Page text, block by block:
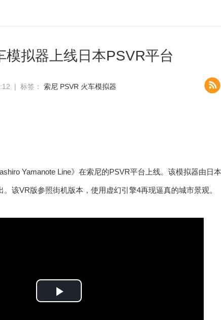
模拟器上线日本PSVR平台
| 标签： 索尼 PSVR 火车模拟器
Yamanote Line》在索尼的PSVR平台上线。该模拟器由日
该VR版参照街机版本，使用虚幻引擎4再现逼真的城市景观。
P